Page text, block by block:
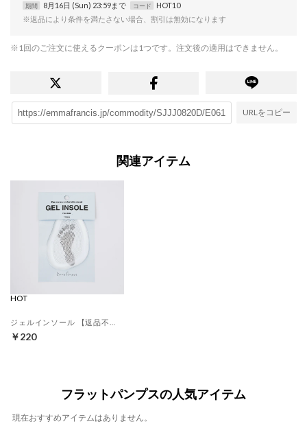
期間 8月16日 (Sun) 23:59まで コード
HOT10
※返品により条件を満たさない場合、割引は無効になります
※1回のご注文に使えるクーポンは1つです。注文後の適用はできません。
URLをコピー
関連アイテム
HOT
￥220
フラットパンプスの人気アイテム
現在おすすめアイテムはありません。